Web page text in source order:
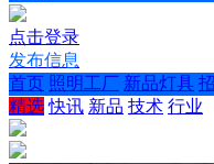
点击登录
发布信息
首页 照明工厂 新品灯具
精选 快讯 新品 技术 行业